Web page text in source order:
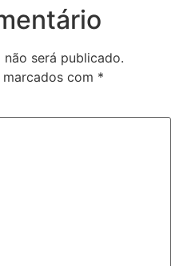
será publicado.
com *